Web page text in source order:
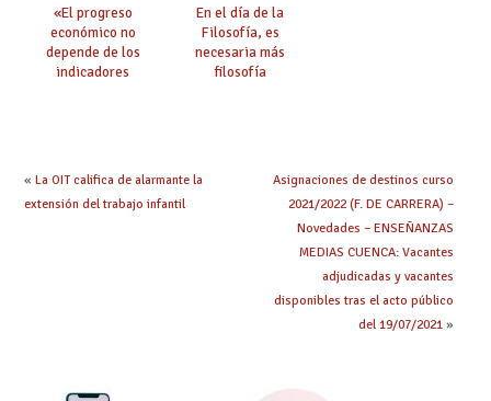
«El progreso
económico no
depende de los
indicadores
En el día de la
Filosofía, es
necesaria más
filosofía
« La OIT califica de alarmante la
extensión del trabajo infantil
Asignaciones de destinos curso
2021/2022 (F. DE CARRERA) –
Novedades – ENSEÑANZAS
MEDIAS CUENCA: Vacantes
adjudicadas y vacantes
disponibles tras el acto público
del 19/07/2021»